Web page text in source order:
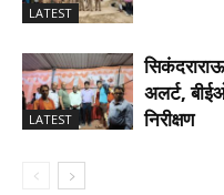
LATEST
LATEST
अलर्ट,
निरीक्षण